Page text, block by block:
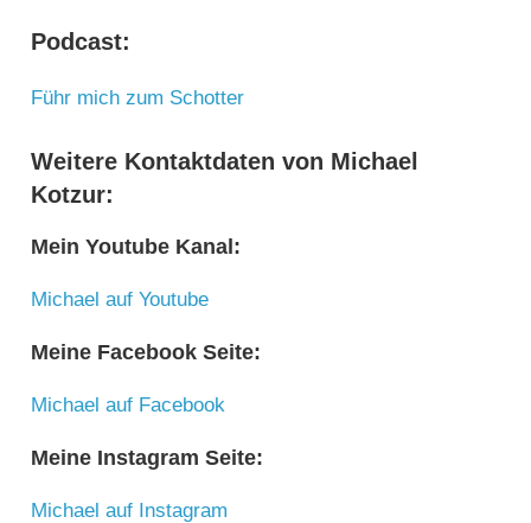
Podcast:
Führ mich zum Schotter
Weitere Kontaktdaten von Michael
Kotzur:
Mein Youtube Kanal:
Michael auf Youtube
Meine Facebook Seite:
Michael auf Facebook
Meine Instagram Seite:
Michael auf Instagram